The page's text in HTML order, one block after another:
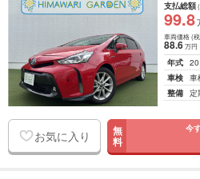
支払総額
99.8
車両価格(
88.6万円
年式
車検 車
整備 定
お気に入り 無
料
今